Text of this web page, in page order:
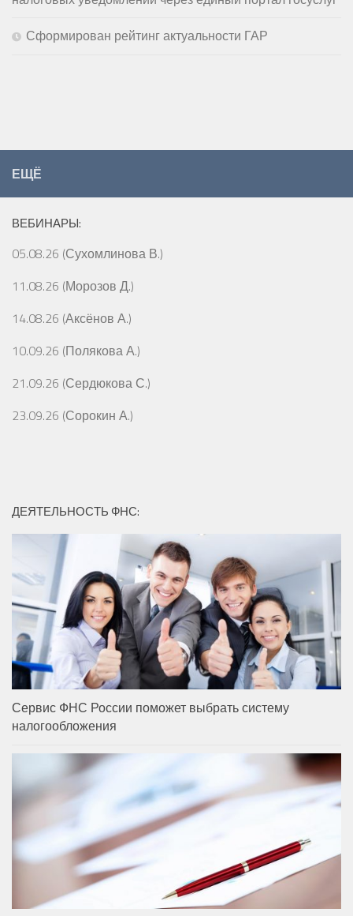
Сформирован рейтинг актуальности ГАР
ЕЩЁ
ВЕБИНАРЫ:
05.08.26 (Сухомлинова В.)
11.08.26 (Морозов Д.)
14.08.26 (Аксёнов А.)
10.09.26 (Полякова А.)
21.09.26 (Сердюкова С.)
23.09.26 (Сорокин А.)
ДЕЯТЕЛЬНОСТЬ ФНС:
Сервис ФНС России поможет выбрать систему
налогообложения